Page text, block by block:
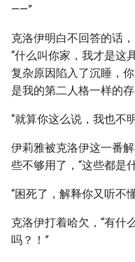
——”
克洛伊明白不回答的话
“什么叫你家，我才是这
复杂原因陷入了沉睡，
是我的第二人格一样的
“就算你这么说，我也不
伊莉雅被克洛伊这一番
些不够用了，“这些都是
“困死了，解释你又听不
克洛伊打着哈欠，“有什
吗？！”